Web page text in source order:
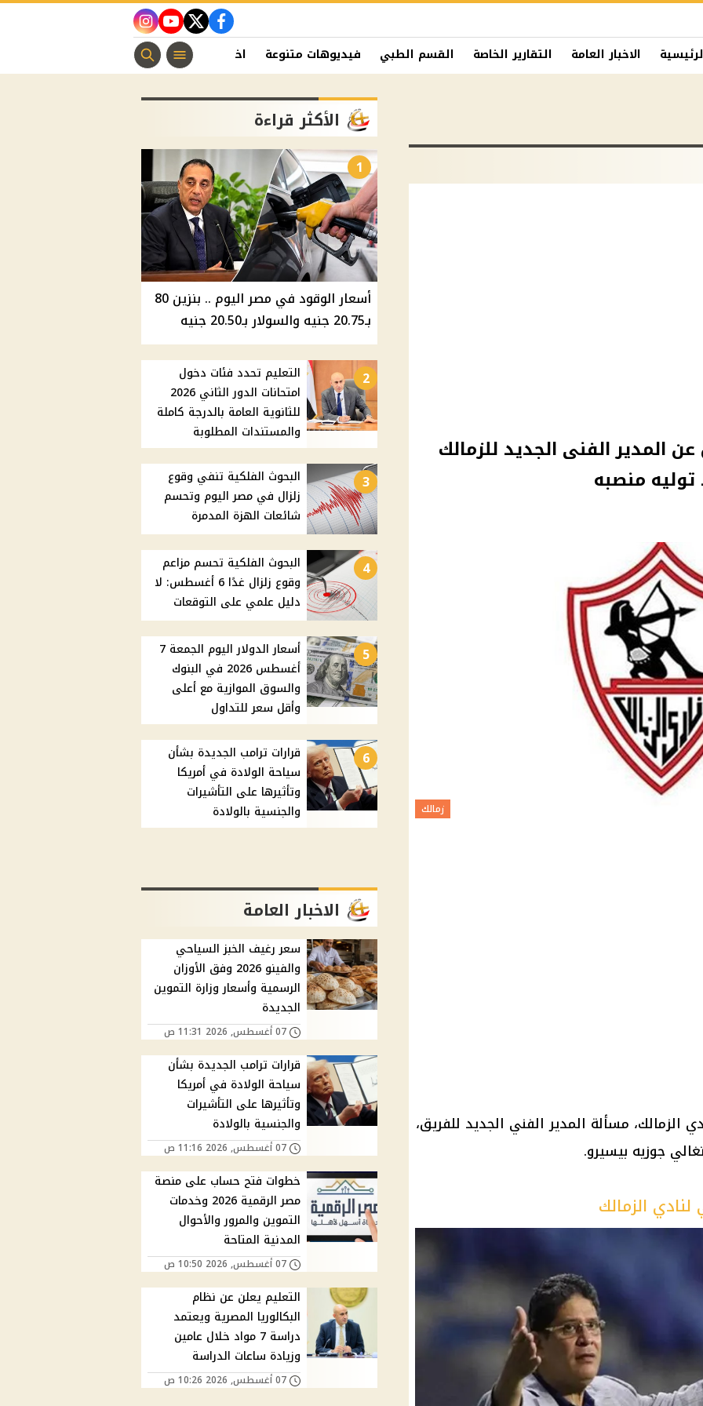
facebook
twitter
youtube
instagram
الاخبار العامة التقارير الخاصة القسم الطبي فيديوهات متنوعة اخبار الفن منوعات مسيحية
المدير الفنى الجديد للزمالك
منصبه
زمالك
مسألة المدير الفني الجديد للفريق،
جوزيه بيسيرو.
الزمالك
الأكثر قراءة
1
أسعار الوقود في مصر اليوم .. بنزين 80
بـ20.75 جنيه والسولار بـ20.50 جنيه
2
التعليم تحدد فئات دخول
امتحانات الدور الثاني 2026
للثانوية العامة بالدرجة كاملة
والمستندات المطلوبة
3
البحوث الفلكية تنفي وقوع
زلزال في مصر اليوم وتحسم
شائعات الهزة المدمرة
4
البحوث الفلكية تحسم مزاعم
وقوع زلزال غدًا 6 أغسطس: لا
دليل علمي على التوقعات
5
أسعار الدولار اليوم الجمعة 7
أغسطس 2026 في البنوك
والسوق الموازية مع أعلى
وأقل سعر للتداول
6
قرارات ترامب الجديدة بشأن
سياحة الولادة في أمريكا
وتأثيرها على التأشيرات
والجنسية بالولادة
الاخبار العامة
سعر رغيف الخبز السياحي
والفينو 2026 وفق الأوزان
الرسمية وأسعار وزارة التموين
الجديدة
07 أغسطس, 2026 11:31 ص
قرارات ترامب الجديدة بشأن
سياحة الولادة في أمريكا
وتأثيرها على التأشيرات
والجنسية بالولادة
07 أغسطس, 2026 11:16 ص
خطوات فتح حساب على منصة
مصر الرقمية 2026 وخدمات
التموين والمرور والأحوال
المدنية المتاحة
07 أغسطس, 2026 10:50 ص
التعليم يعلن عن نظام
البكالوريا المصرية ويعتمد
دراسة 7 مواد خلال عامين
وزيادة ساعات الدراسة
07 أغسطس, 2026 10:26 ص